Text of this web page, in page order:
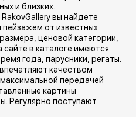
внести залог
и близких.
вы найдете
от известных
ценовой категории,
сайте в каталоге имеются
года, парусники, регаты.
качеством
передачей
картины
Регулярно поступают